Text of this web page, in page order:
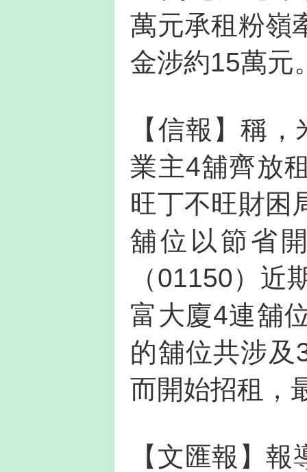
萬元承租粉嶺
金涉約15萬元
【信報】稱
業主4舖齊放
旺丁不旺財困
舖位以節省
（01150）近
富大廈4連舖
的舖位共涉及
而開始招租，
【文匯報】